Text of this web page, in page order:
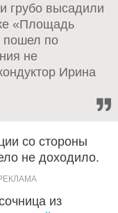
грубо высадили
«Площадь
по
не
Ирина
со стороны
не доходило.
из